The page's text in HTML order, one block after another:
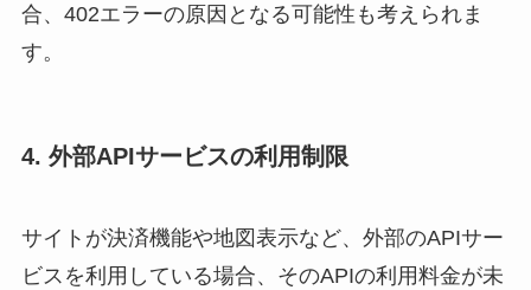
合、402エラーの原因となる可能性も考えられま
す。
4. 外部APIサービスの利用制限
サイトが決済機能や地図表示など、外部のAPIサー
ビスを利用している場合、そのAPIの利用料金が未